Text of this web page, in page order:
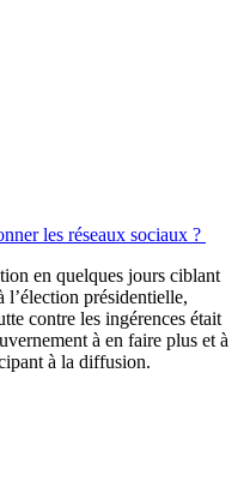
les réseaux sociaux ?
en quelques jours ciblant
l’élection présidentielle,
contre les ingérences était
à en faire plus et à
à la diffusion.